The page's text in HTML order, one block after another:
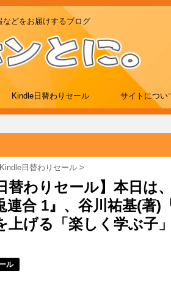
などをお届けするブログ
Kindle日替わりセール サイトについ
Kindle日替わりセール >
替わりセール】本日は
連合 1』、谷川祐基(著
上げる「楽しく学ぶ子
ル